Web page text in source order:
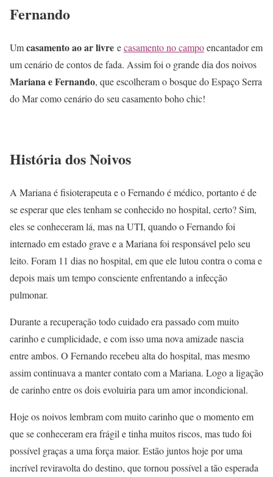
Fernando
Umcasamento ao ar livre ecasamento no campoencantador em
um cenário de contos de fada. Assim foi o grande dia dos noivos
Mariana e Fernando, que escolheram o bosque do Espaço Serra
do Mar como cenário do seu casamento boho chic!
História dos Noivos
A Mariana é fisioterapeuta e o Fernando é médico, portanto é de
se esperar que eles tenham se conhecido no hospital, certo? Sim,
eles se conheceram lá, mas na UTI, quando o Fernando foi
internado em estado grave e a Mariana foi responsável pelo seu
leito. Foram 11 dias no hospital, em que ele lutou contra o coma e
depois mais um tempo consciente enfrentando a infecção
pulmonar.
Durante a recuperação todo cuidado era passado com muito
carinho e cumplicidade, e com isso uma nova amizade nascia
entre ambos. O Fernando recebeu alta do hospital, mas mesmo
assim continuava a manter contato com a Mariana. Logo a ligação
de carinho entre os dois evoluiria para um amor incondicional.
Hoje os noivos lembram com muito carinho que o momento em
que se conheceram era frágil e tinha muitos riscos, mas tudo foi
possível graças a uma força maior. Estão juntos hoje por uma
incrível reviravolta do destino, que tornou possível a tão esperada